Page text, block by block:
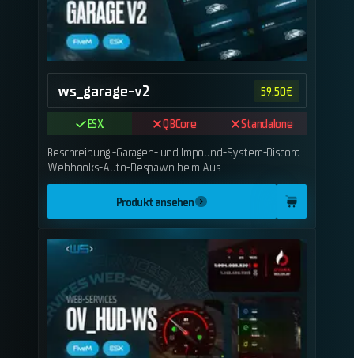
ws_garage-v2 59.50€
ESX QBCore
Standalone
Beschreibung:-Garagen- und Impound-System-Discord
Webhooks-Auto-Despawn beim Aus
Produkt ansehen